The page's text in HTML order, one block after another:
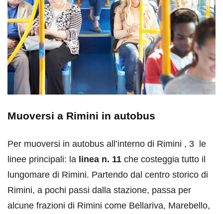
Muoversi a Rimini in autobus
Per muoversi in autobus all’interno di Rimini , 3 le
linee principali: la linea n. 11 che costeggia tutto il
lungomare di Rimini. Partendo dal centro storico di
Rimini, a pochi passi dalla stazione, passa per
alcune frazioni di Rimini come Bellariva, Marebello,